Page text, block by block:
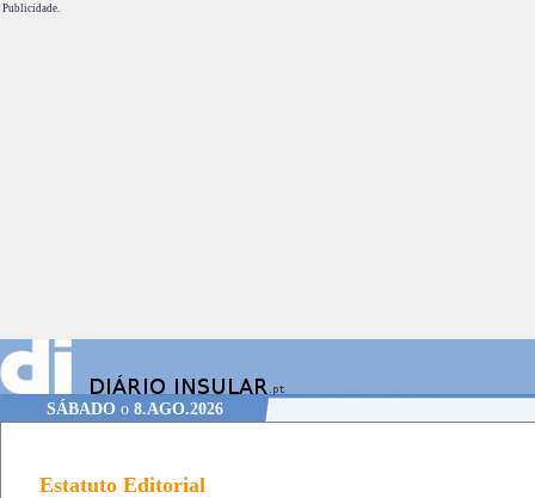
Publicidade.
SÁBADOo 8.AGO.2026
Estatuto Editorial